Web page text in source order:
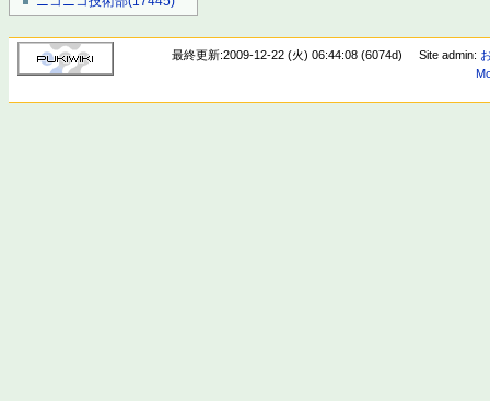
最終更新:2009-12-22 (火) 06:44:08 (6074d) Site admin: